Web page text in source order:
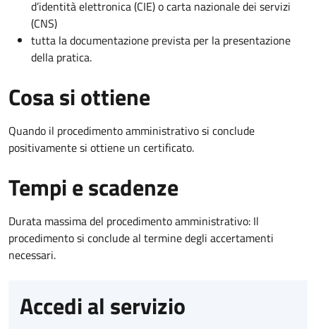
d’identità elettronica (CIE) o carta nazionale dei servizi
(CNS)
tutta la documentazione prevista per la presentazione
della pratica.
Cosa si ottiene
Quando il procedimento amministrativo si conclude
positivamente si ottiene un certificato.
Tempi e scadenze
Durata massima del procedimento amministrativo: Il
procedimento si conclude al termine degli accertamenti
necessari.
Accedi al servizio